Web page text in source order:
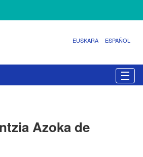
EUSKARA ESPAÑOL
Azoka de